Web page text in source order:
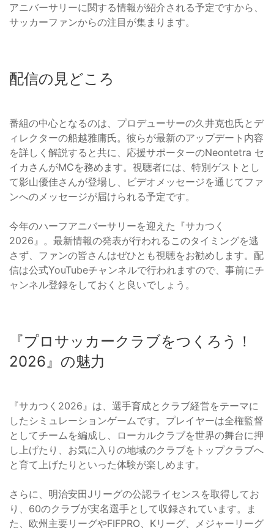
アニバーサリーに関する情報が紹介される予定ですから、
サッカーファンからの注目が集まります。
配信の見どころ
番組の中心となるのは、プロデューサーの久井克也氏とデ
ィレクターの船越雅庸氏。彼らが最新のアップデート内容
を詳しく解説すると共に、応援サポーターのNeontetra セ
イカさんがMCを務めます。視聴者には、特別ゲストとし
て影山優佳さんが登場し、ビデオメッセージを通じてファ
ンへのメッセージが届けられる予定です。
今年のハーフアニバーサリーを迎えた『サカつく
2026』。最新情報の発表が行われるこのタイミングを逃
さず、ファンの皆さんはぜひとも視聴をお勧めします。配
信は公式YouTubeチャンネルで行われますので、事前にチ
ャンネル登録をしておくと良いでしょう。
『プロサッカークラブをつくろう！
2026』の魅力
『サカつく2026』は、選手育成とクラブ経営をテーマに
したシミュレーションゲームです。プレイヤーは全権監督
としてチームを編成し、ローカルクラブを世界の舞台に押
し上げたり、お気に入りの地域のクラブをトップクラブへ
と育て上げたりといった体験が楽しめます。
さらに、明治安田Jリーグの公認ライセンスを取得してお
り、60のクラブが実名選手として収録されています。ま
た、欧州主要リーグやFIFPRO、Kリーグ、メジャーリーグ